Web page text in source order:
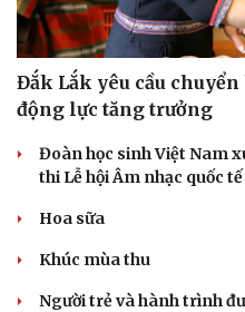
Đắk Lắk yêu cầu
động lực tăng trưởng
Đoàn học sinh Việt Nam
thi Lễ hội Âm nhạc quốc tế
Hoa sữa
Khúc mùa thu
Người trẻ và hành trình